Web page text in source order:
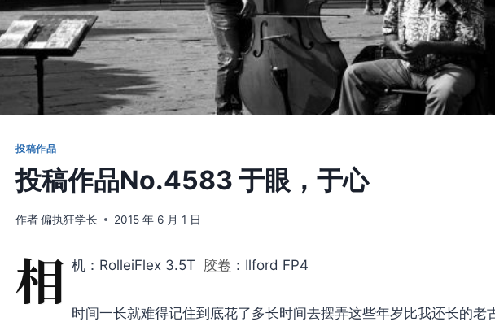
投稿作品
投稿作品No.4583 于眼，于心
作者偏执狂学长 2015 年 6 月 1 日
相 机：RolleiFlex 3.5T 胶卷 ：Ilford FP4
时间一长就难得记住到底花了多长时间去摆弄这些年岁比我还长的老